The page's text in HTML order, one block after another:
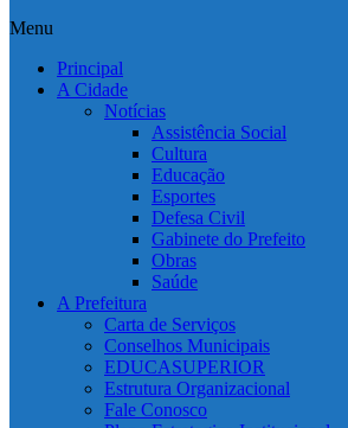
Menu
Principal
A Cidade
Notícias
Assistência Social
Cultura
Educação
Esportes
Defesa Civil
Gabinete do Prefeito
Obras
Saúde
A Prefeitura
Carta de Serviços
Conselhos Municipais
EDUCASUPERIOR
Estrutura Organizacional
Fale Conosco